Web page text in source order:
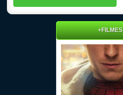
+FILMES